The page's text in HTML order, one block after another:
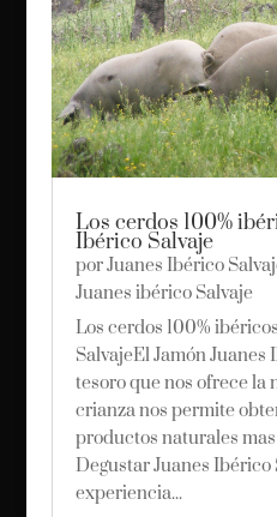
Los cerdos 100%
Ibérico Salvaje
porJuanes Ibérico
Juanes ibérico Salvaje
Los cerdos 100%
SalvajeEl Jamón Juanes
tesoro que nos ofrece la
crianza nos permite
productos naturales
Degustar Juanes Ibérico
experiencia...